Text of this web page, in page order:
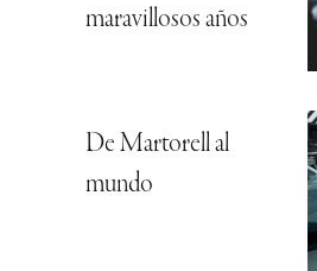
maravillosos años
De Martorell al
mundo